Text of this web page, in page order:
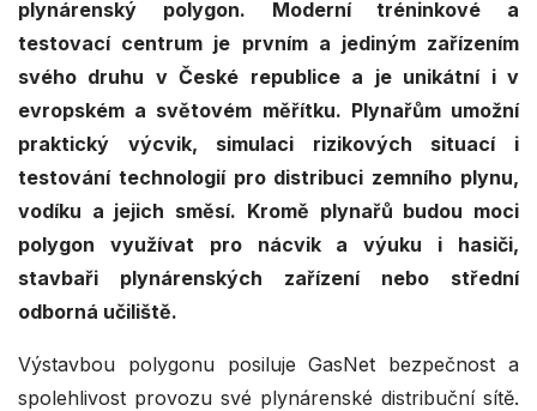
plynárenský polygon. Moderní tréninkové a
testovací centrum je prvním a jediným zařízením
svého druhu v České republice a je unikátní i v
evropském a světovém měřítku. Plynařům umožní
praktický výcvik, simulaci rizikových situací i
testování technologií pro distribuci zemního plynu,
vodíku a jejich směsí. Kromě plynařů budou moci
polygon využívat pro nácvik a výuku i hasiči,
stavbaři plynárenských zařízení nebo střední
odborná učiliště.
Výstavbou polygonu posiluje GasNet bezpečnost a
spolehlivost provozu své plynárenské distribuční sítě.